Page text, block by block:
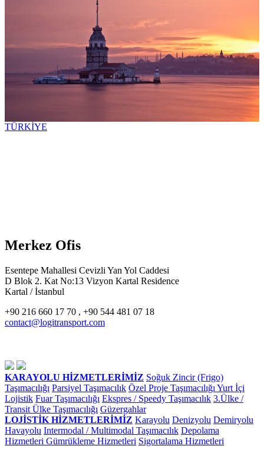
TÜRKİYE
Merkez Ofis
Esentepe Mahallesi Cevizli Yan Yol Caddesi
D Blok 2. Kat No:13 Vizyon Kartal Residence
Kartal / İstanbul
+90 216 660 17 70 , +90 544 481 07 18
contact@logitransport.com
KARAYOLU HİZMETLERİMİZ Soğuk Zincir (Frigo)
Taşımacılığı Parsiyel Taşımacılık Özel Proje Taşımacılığı Yurt İçi
Lojistik Fuar Taşımacılığı Ekspres / Speedy Taşımacılık 3.Ülke /
Transit Ülke Taşımacılığı Güzergahlar
LOJİSTİK HİZMETLERİMİZ Karayolu Denizyolu Demiryolu
Havayolu Intermodal / Multimodal Taşımacılık Depolama
Hizmetleri Gümrükleme Hizmetleri Sigortalama Hizmetleri